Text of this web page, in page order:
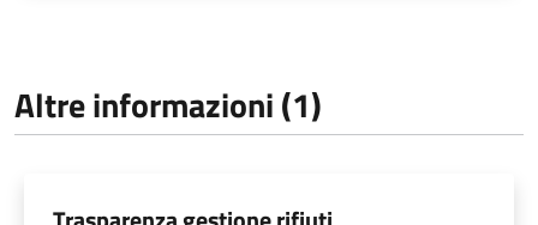
Altre informazioni (1)